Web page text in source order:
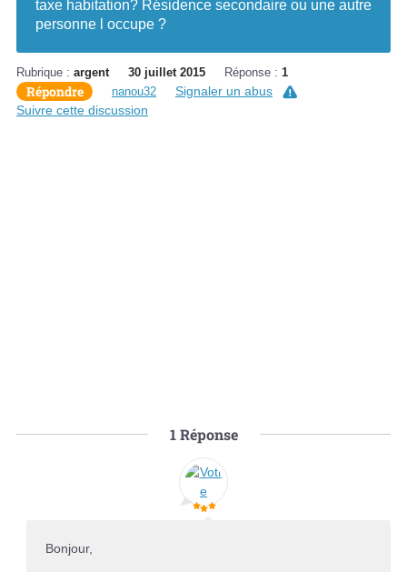
taxe habitation? Résidence secondaire ou une autre
personne l occupe ?
Rubrique : argent 30 juillet 2015 Réponse : 1
Répondre nanou32
Signaler un abus
Suivre cette discussion
1Réponse
Bonjour,